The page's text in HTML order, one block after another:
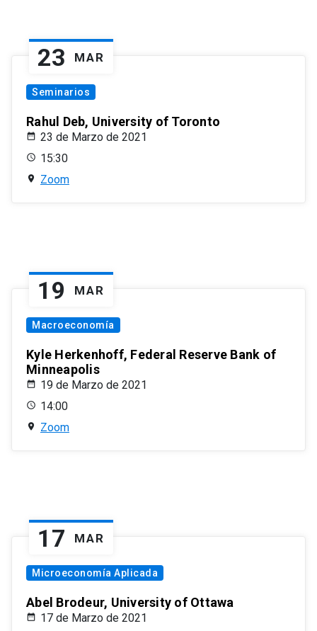
23 MAR
Seminarios
Rahul Deb, University of Toronto
23 de Marzo de 2021
15:30
Zoom
19 MAR
Macroeconomía
Kyle Herkenhoff, Federal Reserve Bank of
Minneapolis
19 de Marzo de 2021
14:00
Zoom
17 MAR
Microeconomía Aplicada
Abel Brodeur, University of Ottawa
17 de Marzo de 2021